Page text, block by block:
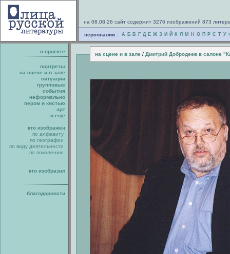
на 08.08.26 сайт содержит 3276 изображений 873
персоналии : А Б В Г Д Е Ж З И Й К Л М Н О П Р С Т У
о проекте на сцене и в зале / Дмитрий Добродеев в салоне
портреты
на сцене и в зале
ситуации
групповые
события
неформально
пером и кистью
арт
и еще
кто изображен
по алфавиту
по географии
по виду деятельности
по поколению
кто изобразил
благодарности